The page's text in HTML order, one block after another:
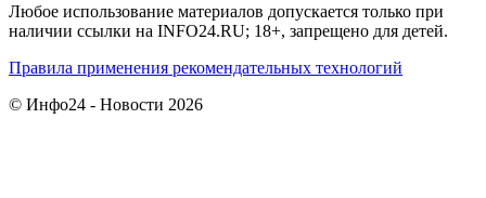
Любое использование материалов допускается только при
наличии ссылки на INFO24.RU; 18+, запрещено для детей.
Правила применения рекомендательных технологий
© Инфо24 - Новости 2026